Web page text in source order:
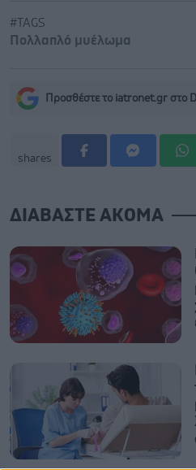
#TAGS
Πολλαπλό μυέλωμα
Προσθέστε το iatronet.gr στο
shares
ΔΙΑΒΑΣΤΕ ΑΚΟΜΑ